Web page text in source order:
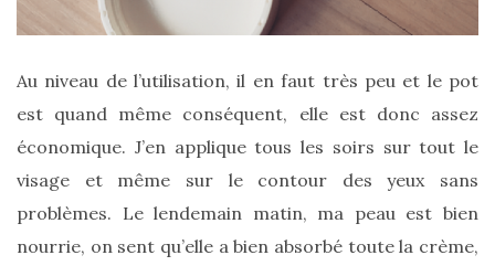
:
chic
pratique
quotidien
09/05/2026
Au niveau de l’utilisation, il en faut très peu et le pot
est quand même conséquent, elle est donc assez
économique. J’en applique tous les soirs sur tout le
visage et même sur le contour des yeux sans
problèmes. Le lendemain matin, ma peau est bien
nourrie, on sent qu’elle a bien absorbé toute la crème,